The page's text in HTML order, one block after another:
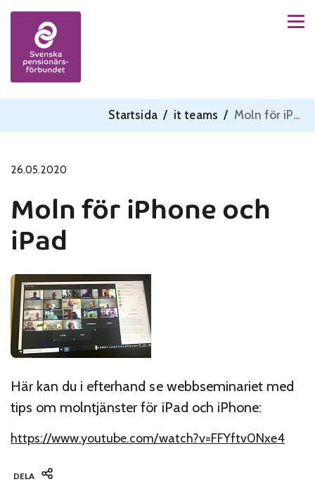
Skip to content
Startsida / it teams / Moln för iPhone och iPad
26.05.2020
Moln för iPhone och
iPad
Här kan du i efterhand se webbseminariet med
tips om molntjänster för iPad och iPhone:
https://www.youtube.com/watch?v=FFYftv0Nxe4
DELA